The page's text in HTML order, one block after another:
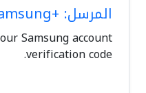
المرسل: +Samsung
Samsung account
verification code.